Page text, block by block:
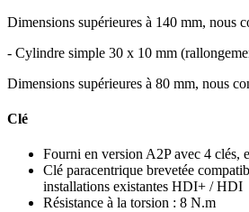
Dimensions supérieures à 140 mm, nous
- Cylindre simple 30 x 10 mm
Dimensions supérieures à 80 mm, nous
Clé
Fourni en version A2P avec 4 clés,
Clé paracentrique brevetée
installations existantes HDI+ / HDI
Résistance à la torsion : 8 N.m